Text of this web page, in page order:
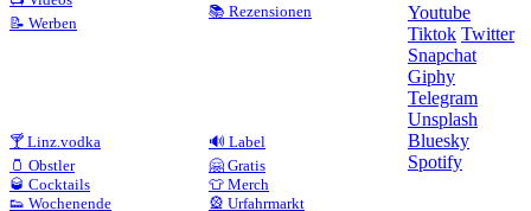
📝 Werben
📚 Rezensionen
🍸 Linz.vodka
🫙 Obstler
🥃 Cocktails
👟 Wochenende
🔊 Label
🤗 Gratis
👕 Merch
🎡 Urfahrmarkt
Youtube
Tiktok Twitter
Snapchat
Giphy
Telegram
Unsplash
Bluesky
Spotify